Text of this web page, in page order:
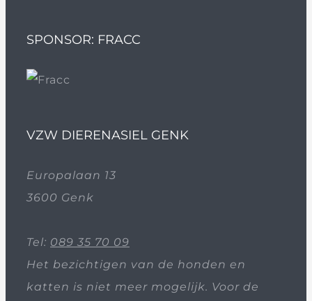
SPONSOR: FRACC
VZW DIERENASIEL GENK
Europalaan 13
3600 Genk
Tel: 089 35 70 09
Het bezichtigen van de honden en
katten is niet meer mogelijk. Voor de